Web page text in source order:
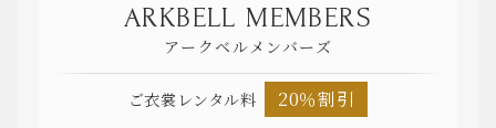
ARKBELL MEMBERS
アークベルメンバーズ
ご衣裳レンタル料 20％割引